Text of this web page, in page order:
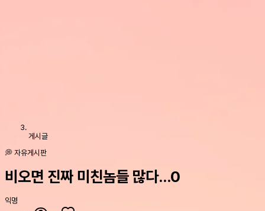
게시글
💭 자유게시판
비오면 진짜 미친놈들 많다…0
익명